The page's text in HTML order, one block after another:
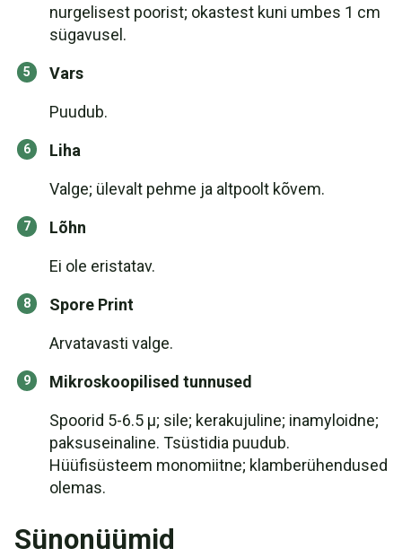
nurgelisest poorist; okastest kuni umbes 1 cm
sügavusel.
Vars
Puudub.
Liha
Valge; ülevalt pehme ja altpoolt kõvem.
Lõhn
Ei ole eristatav.
Spore Print
Arvatavasti valge.
Mikroskoopilised tunnused
Spoorid 5-6.5 µ; sile; kerakujuline; inamyloidne;
paksuseinaline. Tsüstidia puudub.
Hüüfisüsteem monomiitne; klamberühendused
olemas.
Sünonüümid